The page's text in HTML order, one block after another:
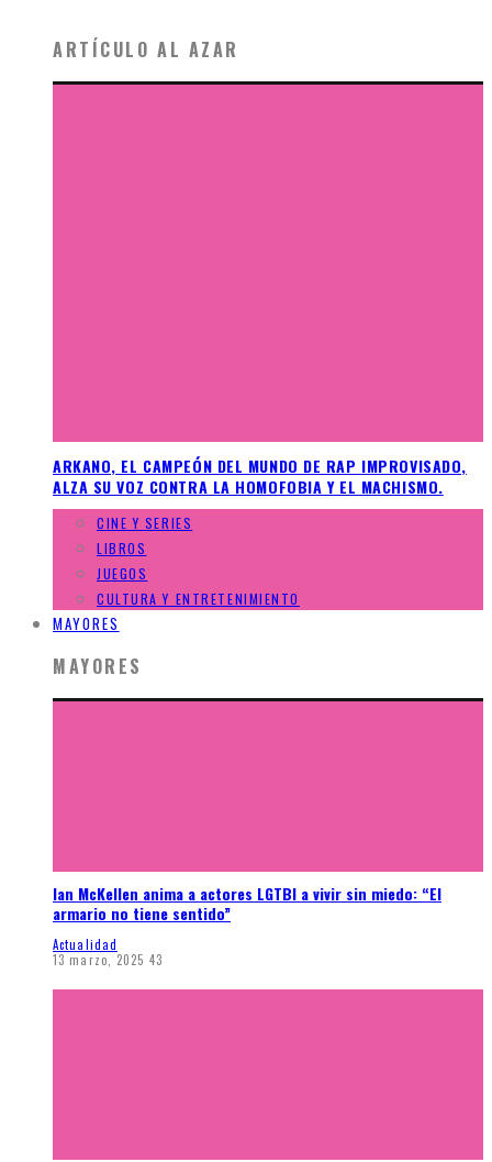
ARTÍCULO AL AZAR
ARKANO, EL CAMPEÓN DEL MUNDO DE RAP IMPROVISADO,
ALZA SU VOZ CONTRA LA HOMOFOBIA Y EL MACHISMO.
CINE Y SERIES
LIBROS
JUEGOS
CULTURA Y ENTRETENIMIENTO
MAYORES
MAYORES
Ian McKellen anima a actores LGTBI a vivir sin miedo: “El
armario no tiene sentido”
Actualidad
13 marzo, 2025 43